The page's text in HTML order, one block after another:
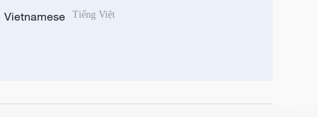
Vietnamese Tiếng Việt